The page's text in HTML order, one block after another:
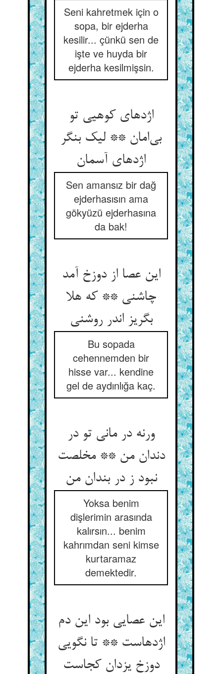
Seni kahretmek için o
sopa, bir ejderha
kesilir... çünkü sen de
işte ve huyda bir
ejderha kesilmişsin.
اژدهای کوهیی تو
بی‌امان ** لیک بنگر
اژدهای آسمان
Sen amansız bir dağ
ejderhasısın ama
gökyüzü ejderhasına
da bak!
این عصا از دوزخ آمد
چاشنی ** که هلا
بگریز اندر روشنی
Bu sopada
cehennemden bir
hisse var... kendine
gel de aydınlığa kaç.
ورنه در مانی تو در
دندان من ** مخلصت
نبود ز در بندان من
Yoksa benim
dişlerimin arasında
kalırsın... benim
kahrımdan seni kimse
kurtaramaz
demektedir.
این عصایی بود این دم
اژدهاست ** تا نگویی
دوزخ یزدان کجاست